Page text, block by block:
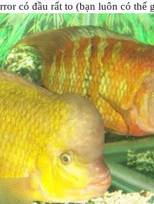
có đầu rất to (bạn luôn có